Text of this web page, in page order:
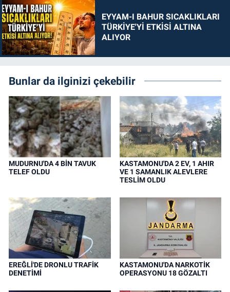
EYYAM-I BAHUR SICAKLIKLARI
TÜRKİYE'Yİ ETKİSİ ALTINA
ALIYOR
Bunlar da ilginizi çekebilir
MUDURNU'DA 4 BİN TAVUK
TELEF OLDU
KASTAMONU'DA 2 EV, 1 AHIR
VE 1 SAMANLIK ALEVLERE
TESLİM OLDU
EREĞLİ'DE DRONLU TRAFİK
DENETİMİ
KASTAMONU'DA NARKOTİK
OPERASYONU 18 GÖZALTI